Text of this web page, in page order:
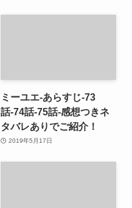
ミーユエ-あらすじ-73
話-74話-75話-感想つきネ
タバレありでご紹介！
2019年5月17日